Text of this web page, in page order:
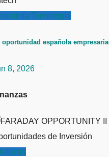
Tecnología
oportunidad española
8, 2026